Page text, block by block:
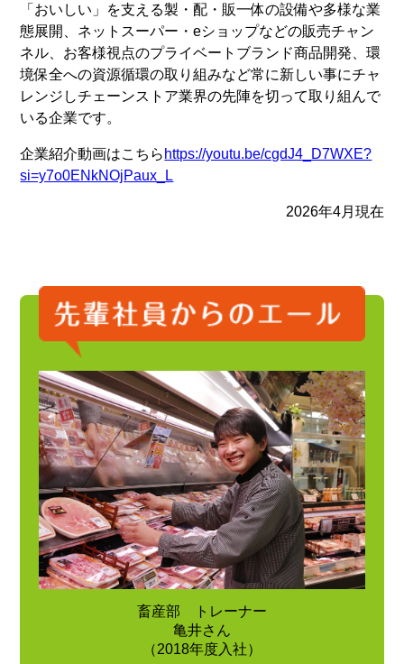
「おいしい」を支える製・配・販一体の設備や多様な業
態展開、ネットスーパー・eショップなどの販売チャン
ネル、お客様視点のプライベートブランド商品開発、環
境保全への資源循環の取り組みなど常に新しい事にチャ
レンジしチェーンストア業界の先陣を切って取り組んで
いる企業です。
企業紹介動画はこちら https://youtu.be/cgdJ4_D7WXE?
si=y7o0ENkNOjPaux_L
2026年4月現在
畜産部 トレーナー
亀井さん
（2018年度入社）